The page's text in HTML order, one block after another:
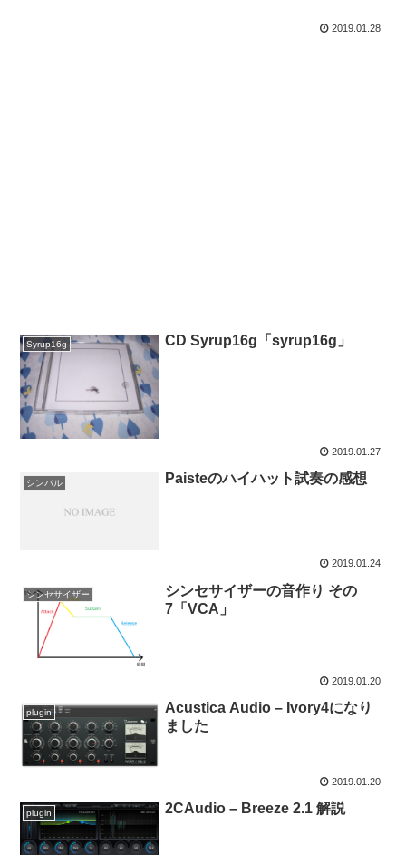
2019.01.28
Syrup16g CD Syrup16g「syrup16g」
2019.01.27
シンバル Paisteのハイハット試奏の感想
2019.01.24
シンセサイザー
シンセサイザーの音作り その
7「VCA」
2019.01.20
plugin
Acustica Audio – Ivory4になり
ました
2019.01.20
plugin 2CAudio – Breeze 2.1 解説